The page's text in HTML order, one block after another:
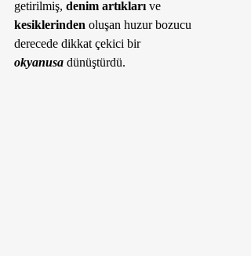
getirilmiş, denim artıkları ve
kesiklerinden oluşan huzur bozucu
derecede dikkat çekici bir
okyanusa dünüştürdü.